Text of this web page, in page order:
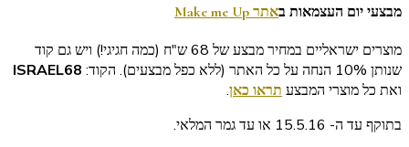
מבצעי יום העצמאות באתר Make me Up
מוצרים ישראליים במחיר מבצע של 68 ש"ח (כמה חגיגי!) ויש גם קוד
שנותן 10% הנחה על כל האתר (ללא כפל מבצעים). הקוד:
ISRAEL68
ואת כל מוצרי המבצע תראו כאן.
בתוקף עד ה- 15.5.16 או עד גמר המלאי.